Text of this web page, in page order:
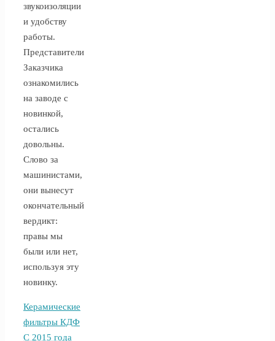
звукоизоляции
и удобству
работы.
Представители
Заказчика
ознакомились
на заводе с
новинкой,
остались
довольны.
Слово за
машинистами,
они вынесут
окончательный
вердикт:
правы мы
были или нет,
используя эту
новинку.
Керамические
фильтры КДФ
С 2015 года